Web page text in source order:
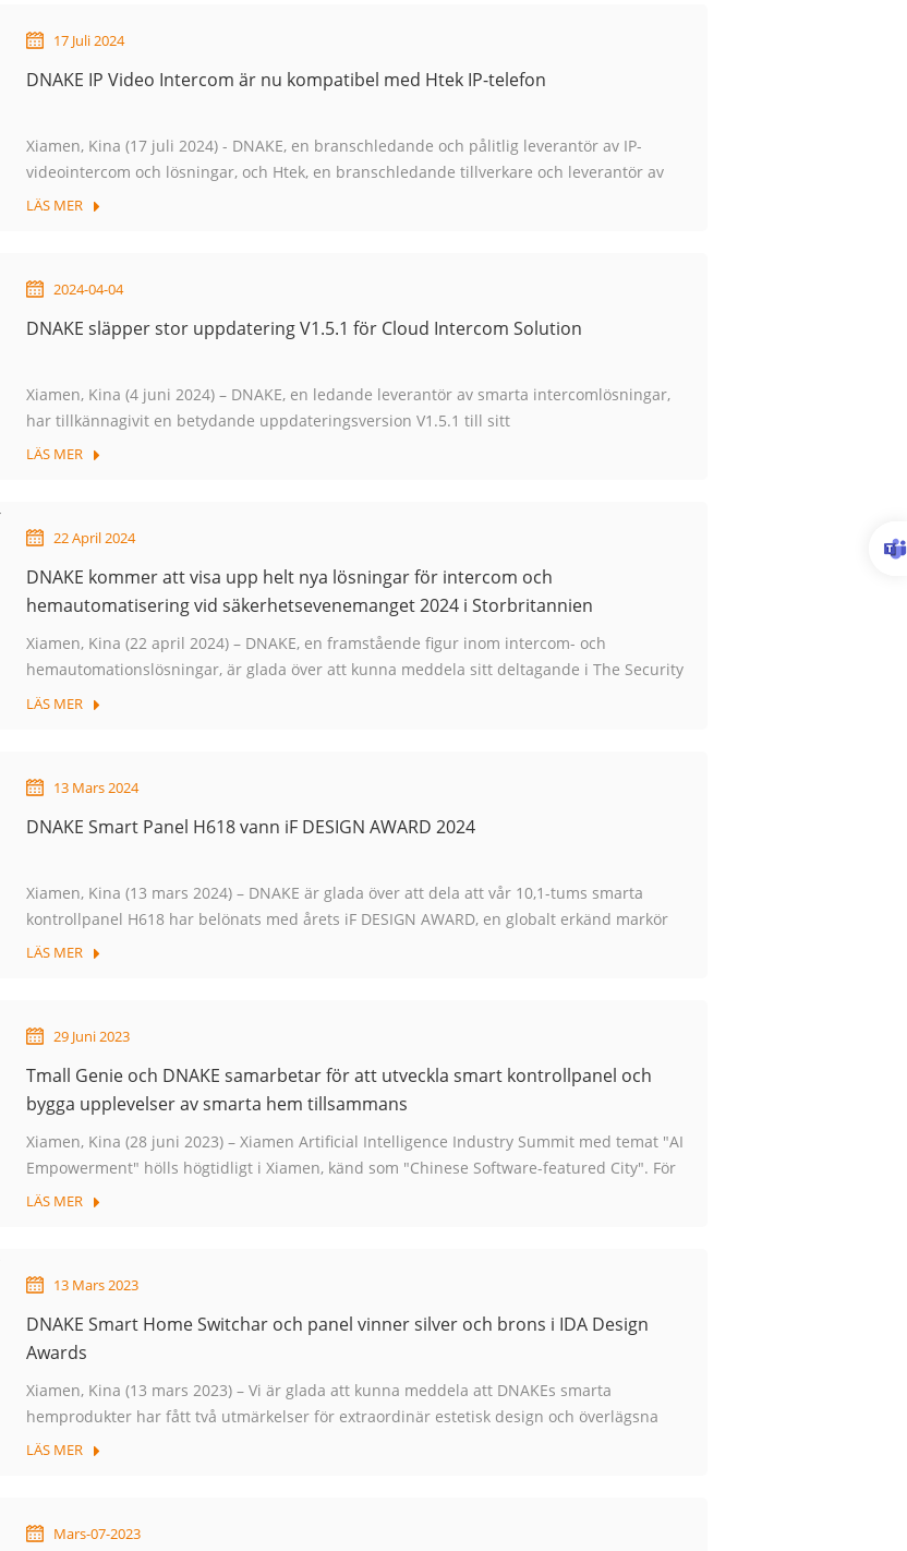
17 Juli 2024
DNAKE IP Video Intercom är nu kompatibel med Htek IP-telefon
Xiamen, Kina (17 juli 2024) - DNAKE, en branschledande och pålitlig leverantör av IP-
videointercom och lösningar, och Htek, en branschledande tillverkare och leverantör av
unified communications-utrustning, har framgångsrika...
LÄS MER
2024-04-04
DNAKE släpper stor uppdatering V1.5.1 för Cloud Intercom Solution
Xiamen, Kina (4 juni 2024) – DNAKE, en ledande leverantör av smarta intercomlösningar,
har tillkännagivit en betydande uppdateringsversion V1.5.1 till sitt
molnintercomerbjudande. Den här uppdateringen är utformad för att öka flexibiliteten,
LÄS MER
22 April 2024
DNAKE kommer att visa upp helt nya lösningar för intercom och
hemautomatisering vid säkerhetsevenemanget 2024 i Storbritannien
Xiamen, Kina (22 april 2024) – DNAKE, en framstående figur inom intercom- och
hemautomationslösningar, är glada över att kunna meddela sitt deltagande i The Security
Event (TSE) som äger rum den 30 april till 2 maj i Birmingham , Un...
LÄS MER
13 Mars 2024
DNAKE Smart Panel H618 vann iF DESIGN AWARD 2024
Xiamen, Kina (13 mars 2024) – DNAKE är glada över att dela att vår 10,1-tums smarta
kontrollpanel H618 har belönats med årets iF DESIGN AWARD, en globalt erkänd markör
för excellens inom design som belönats i kategorin "Building Tech ...
LÄS MER
29 Juni 2023
Tmall Genie och DNAKE samarbetar för att utveckla smart kontrollpanel och
bygga upplevelser av smarta hem tillsammans
Xiamen, Kina (28 juni 2023) – Xiamen Artificial Intelligence Industry Summit med temat "AI
Empowerment" hölls högtidligt i Xiamen, känd som "Chinese Software-featured City". För
närvarande befinner sig industrin för artificiell intelligens i ett snabbt utvecklingsskede,...
LÄS MER
13 Mars 2023
DNAKE Smart Home Switchar och panel vinner silver och brons i IDA Design
Awards
Xiamen, Kina (13 mars 2023) – Vi är glada att kunna meddela att DNAKEs smarta
hemprodukter har fått två utmärkelser för extraordinär estetisk design och överlägsna
funktioner från den 16:e årliga upplagan av International Design Awards (IDA...
LÄS MER
Mars-07-2023